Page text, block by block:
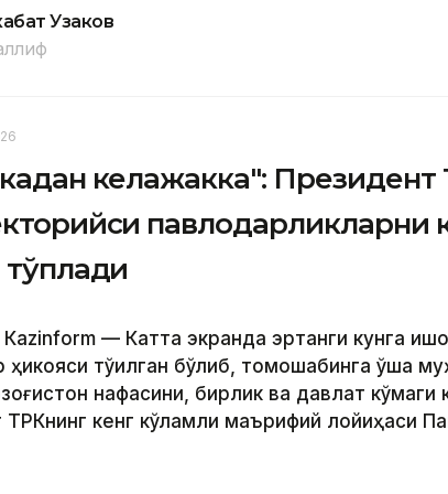
Узаков
келажакка": Президент
павлодарликларни
Кazinform — Катта экранда эртанги кунга
ҳикояси тўқилган бўлиб, томошабинга ўша
нафасини, бирлик ва давлат кўмаги
ТРКнинг кенг кўламли маърифий лойиҳаси